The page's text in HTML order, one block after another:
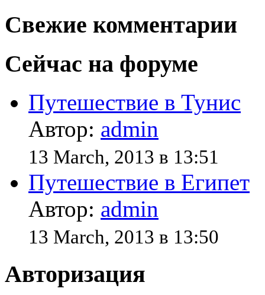
Свежие комментарии
Сейчас на форуме
Путешествие в Тунис
Автор: admin
13 March, 2013 в 13:51
Путешествие в Египет
Автор: admin
13 March, 2013 в 13:50
Авторизация